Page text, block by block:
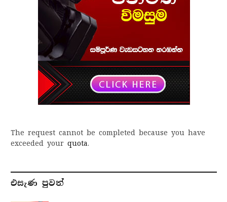
The request cannot be completed because you have
exceeded your quota.
එසැණ පුව​ත්